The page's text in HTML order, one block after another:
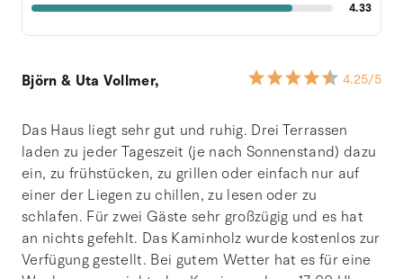
4.33
Björn & Uta Vollmer, 4.25/5
Das Haus liegt sehr gut und ruhig. Drei Terrassen
laden zu jeder Tageszeit (je nach Sonnenstand) dazu
ein, zu frühstücken, zu grillen oder einfach nur auf
einer der Liegen zu chillen, zu lesen oder zu
schlafen. Für zwei Gäste sehr großzügig und es hat
an nichts gefehlt. Das Kaminholz wurde kostenlos zur
Verfügung gestellt. Bei gutem Wetter hat es für eine